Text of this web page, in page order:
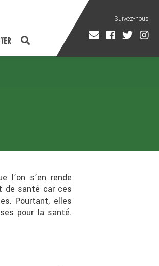
l’on s’en rende
de santé car ces
Pourtant, elles
pour la santé.